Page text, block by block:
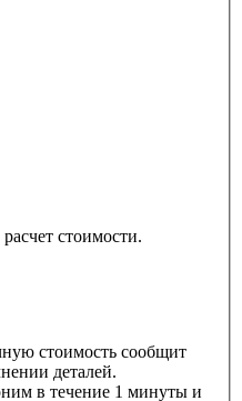
стоимости.
стоимость сообщит
деталей.
в течение 1 минуты и